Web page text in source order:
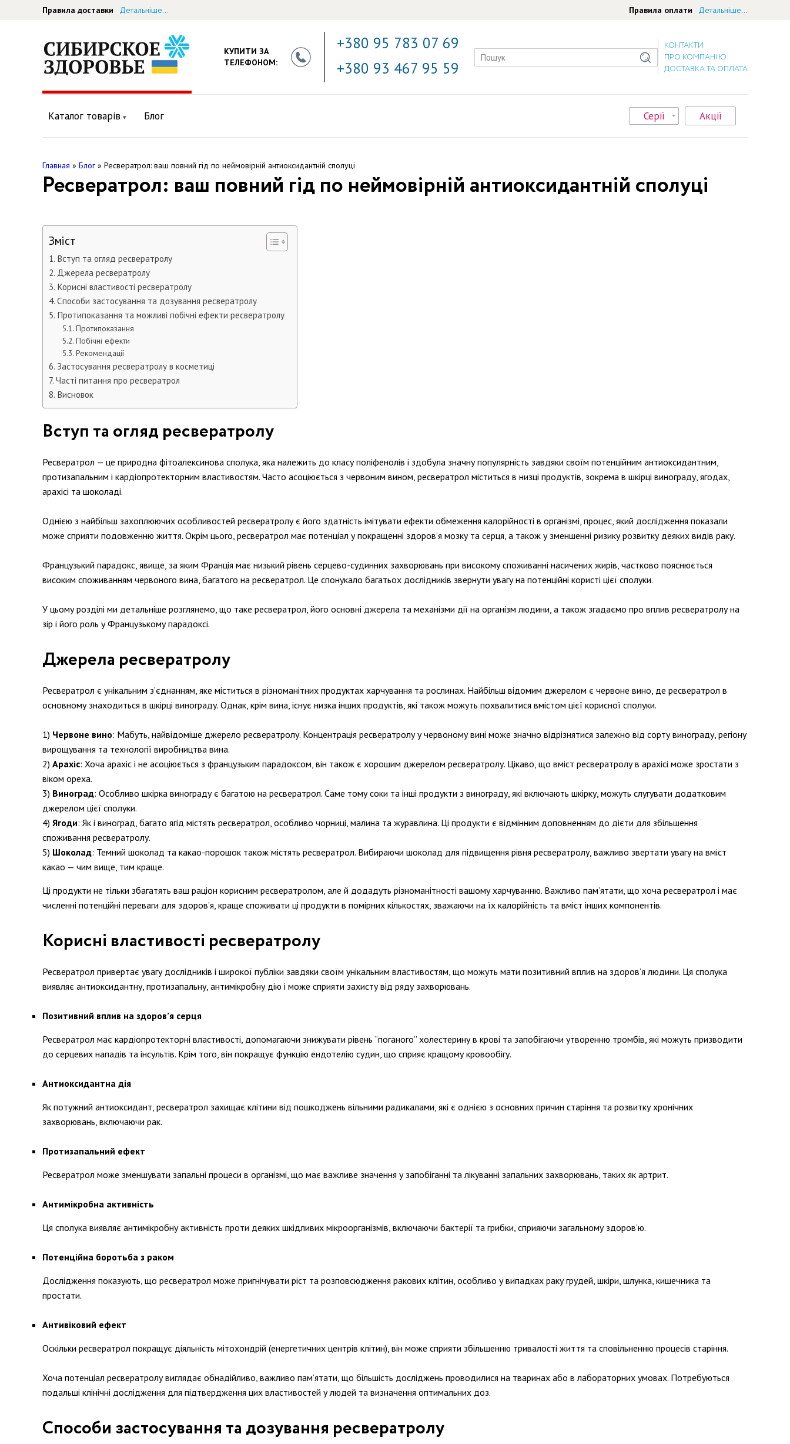
Правила доставки Детальніше... Правила оплати Детальніше...
КУПИТИ ЗА
ТЕЛЕФОНОМ:
+380 95 783 07 69
+380 93 467 95 59
КОНТАКТИ
ПРО КОМПАНІЮ
ДОСТАВКА ТА ОПЛАТА
Каталог товарів Блог Серії Акції
Главная » Блог » Ресвератрол: ваш повний гід по неймовірній антиоксидантній сполуці
Ресвератрол: ваш повний гід по неймовірній антиоксидантній сполуці
Зміст
Вступ та огляд ресвератролу
Джерела ресвератролу
Корисні властивості ресвератролу
Способи застосування та дозування ресвератролу
Протипоказання та можливі побічні ефекти ресвератролу
Протипоказання
Побічні ефекти
Рекомендації
Застосування ресвератролу в косметиці
Часті питання про ресвератрол
Висновок
Вступ та огляд ресвератролу
Ресвератрол — це природна фітоалексинова сполука, яка належить до класу поліфенолів і здобула значну популярність завдяки своїм потенційним антиоксидантним,
протизапальним і кардіопротекторним властивостям. Часто асоціюється з червоним вином, ресвератрол міститься в низці продуктів, зокрема в шкірці винограду, ягодах,
арахісі та шоколаді.
Однією з найбільш захоплюючих особливостей ресвератролу є його здатність імітувати ефекти обмеження калорійності в організмі, процес, який дослідження показали
може сприяти подовженню життя. Окрім цього, ресвератрол має потенціал у покращенні здоров’я мозку та серця, а також у зменшенні ризику розвитку деяких видів раку.
Французький парадокс, явище, за яким Франція має низький рівень серцево-судинних захворювань при високому споживанні насичених жирів, частково пояснюється
високим споживанням червоного вина, багатого на ресвератрол. Це спонукало багатьох дослідників звернути увагу на потенційні користі цієї сполуки.
У цьому розділі ми детальніше розглянемо, що таке ресвератрол, його основні джерела та механізми дії на організм людини, а також згадаємо про вплив ресвератролу на
зір і його роль у Французькому парадоксі.
Джерела ресвератролу
Ресвератрол є унікальним з’єднанням, яке міститься в різноманітних продуктах харчування та рослинах. Найбільш відомим джерелом є червоне вино, де ресвератрол в
основному знаходиться в шкірці винограду. Однак, крім вина, існує низка інших продуктів, які також можуть похвалитися вмістом цієї корисної сполуки.
Червоне вино: Мабуть, найвідоміше джерело ресвератролу. Концентрація ресвератролу у червоному вині може значно відрізнятися залежно від сорту винограду, регіону
вирощування та технології виробництва вина.
Арахіс: Хоча арахіс і не асоціюється з французьким парадоксом, він також є хорошим джерелом ресвератролу. Цікаво, що вміст ресвератролу в арахісі може зростати з
віком ореха.
Виноград: Особливо шкірка винограду є багатою на ресвератрол. Саме тому соки та інші продукти з винограду, які включають шкірку, можуть слугувати додатковим
джерелом цієї сполуки.
Ягоди: Як і виноград, багато ягід містять ресвератрол, особливо чорниці, малина та журавлина. Ці продукти є відмінним доповненням до дієти для збільшення
споживання ресвератролу.
Шоколад: Темний шоколад та какао-порошок також містять ресвератрол. Вибираючи шоколад для підвищення рівня ресвератролу, важливо звертати увагу на вміст
какао — чим вище, тим краще.
Ці продукти не тільки збагатять ваш раціон корисним ресвератролом, але й додадуть різноманітності вашому харчуванню. Важливо пам’ятати, що хоча ресвератрол і має
численні потенційні переваги для здоров’я, краще споживати ці продукти в помірних кількостях, зважаючи на їх калорійність та вміст інших компонентів.
Корисні властивості ресвератролу
Ресвератрол привертає увагу дослідників і широкої публіки завдяки своїм унікальним властивостям, що можуть мати позитивний вплив на здоров’я людини. Ця сполука
виявляє антиоксидантну, протизапальну, антимікробну дію і може сприяти захисту від ряду захворювань.
Позитивний вплив на здоров’я серця
Ресвератрол має кардіопротекторні властивості, допомагаючи знижувати рівень “поганого” холестерину в крові та запобігаючи утворенню тромбів, які можуть призводити
до серцевих нападів та інсультів. Крім того, він покращує функцію ендотелію судин, що сприяє кращому кровообігу.
Антиоксидантна дія
Як потужний антиоксидант, ресвератрол захищає клітини від пошкоджень вільними радикалами, які є однією з основних причин старіння та розвитку хронічних
захворювань, включаючи рак.
Протизапальний ефект
Ресвератрол може зменшувати запальні процеси в організмі, що має важливе значення у запобіганні та лікуванні запальних захворювань, таких як артрит.
Антимікробна активність
Ця сполука виявляє антимікробну активність проти деяких шкідливих мікроорганізмів, включаючи бактерії та грибки, сприяючи загальному здоров’ю.
Потенційна боротьба з раком
Дослідження показують, що ресвератрол може пригнічувати ріст та розповсюдження ракових клітин, особливо у випадках раку грудей, шкіри, шлунка, кишечника та
простати.
Антивіковий ефект
Оскільки ресвератрол покращує діяльність мітохондрій (енергетичних центрів клітин), він може сприяти збільшенню тривалості життя та сповільненню процесів старіння.
Хоча потенціал ресвератролу виглядає обнадійливо, важливо пам’ятати, що більшість досліджень проводилися на тваринах або в лабораторних умовах. Потребуються
подальші клінічні дослідження для підтвердження цих властивостей у людей та визначення оптимальних доз.
Способи застосування та дозування ресвератролу